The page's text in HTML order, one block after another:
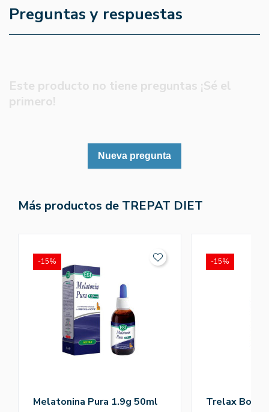
Preguntas y respuestas
Este producto no tiene preguntas ¡Sé el
primero!
Nueva pregunta
Más productos de TREPAT DIET
Melatonina Pura 1.9g 50ml
-15%
Trelax Bote
-15%